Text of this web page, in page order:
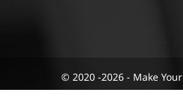
© 2020 -2026 - Make